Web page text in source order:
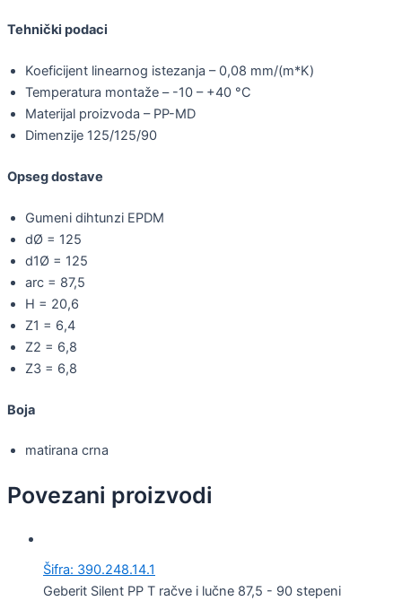
Tehnički podaci
Koeficijent linearnog istezanja – 0,08 mm/(m*K)
Temperatura montaže – -10 – +40 °C
Materijal proizvoda – PP-MD
Dimenzije 125/125/90
Opseg dostave
Gumeni dihtunzi EPDM
dØ = 125
d1Ø = 125
arc = 87,5
H = 20,6
Z1 = 6,4
Z2 = 6,8
Z3 = 6,8
Boja
matirana crna
Povezani proizvodi
Šifra: 390.248.14.1
Geberit Silent PP T račve i lučne 87,5 - 90 stepeni